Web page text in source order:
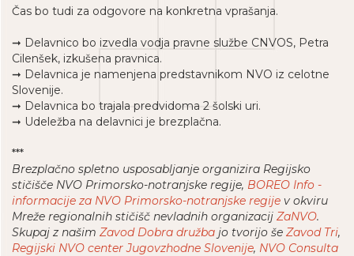
Čas bo tudi za odgovore na konkretna vprašanja.
➞ Delavnico bo izvedla vodja pravne službe CNVOS, Petra
Cilenšek, izkušena pravnica.
➞ Delavnica je namenjena predstavnikom NVO iz celotne
Slovenije.
➞ Delavnica bo trajala predvidoma 2 šolski uri.
➞ Udeležba na delavnici je brezplačna.
***
Brezplačno spletno usposabljanje organizira Regijsko
stičišče NVO Primorsko-notranjske regije, BOREO Info -
informacije za NVO Primorsko-notranjske regije v okviru
Mreže regionalnih stičišč nevladnih organizacij ZaNVO.
Skupaj z našim Zavod Dobra družba jo tvorijo še Zavod Tri,
Regijski NVO center Jugovzhodne Slovenije, NVO Consulta